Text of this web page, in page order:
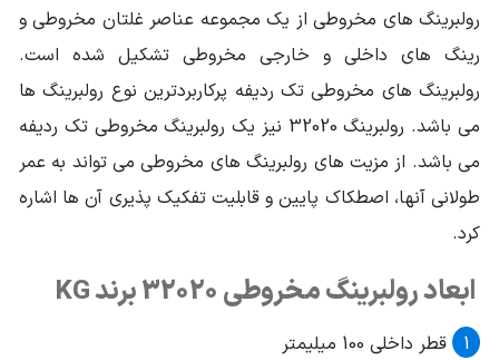
آب بند بدون آب بند
قفسه فولادی
کلاس لقی استاندارد
کلاس دقتی استاندارد(15-0)
رولبرینگ های مخروطی از یک مجموعه عناصر غلتان مخروطی و
رینگ های داخلی و خارجی مخروطی تشکیل شده است.
رولبرینگ های مخروطی تک ردیفه پرکاربردترین نوع رولبرینگ ها
می باشد. رولبرینگ 32020 نیز یک رولبرینگ مخروطی تک ردیفه
می باشد. از مزیت های رولبرینگ های مخروطی می تواند به عمر
طولانی آنها، اصطکاک پایین و قابلیت تفکیک پذیری آن ها اشاره
کرد.
ابعاد رولبرینگ مخروطی 32020 برند KG
قطر داخلی 100 میلیمتر